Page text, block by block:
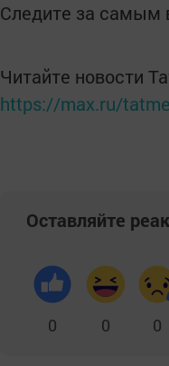
Следите за
Читайте новости
https://max.ru/
Оставляйте
0 0 0